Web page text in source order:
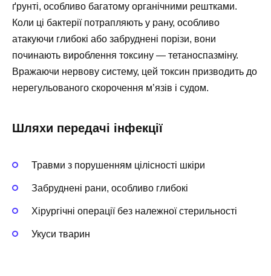
ґрунті, особливо багатому органічними рештками.
Коли ці бактерії потрапляють у рану, особливо
атакуючи глибокі або забруднені порізи, вони
починають вироблення токсину — тетаноспазміну.
Вражаючи нервову систему, цей токсин призводить до
нерегульованого скорочення м’язів і судом.
Шляхи передачі інфекції
Травми з порушенням цілісності шкіри
Забруднені рани, особливо глибокі
Хірургічні операції без належної стерильності
Укуси тварин